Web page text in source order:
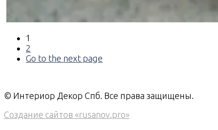
1
2
Go to the next page
© Интериор Декор Спб. Все права защищены.
Создание сайтов «rusanov.pro»